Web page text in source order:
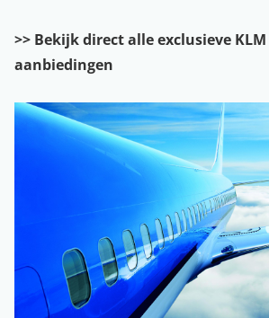
>> Bekijk direct alle exclusieve
aanbiedingen